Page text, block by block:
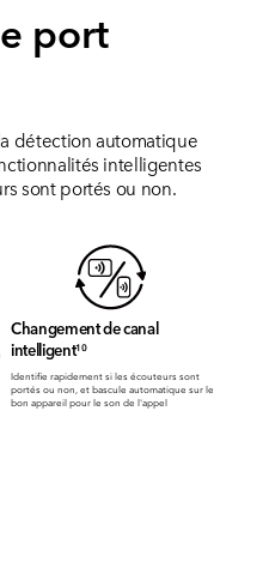
port
détection automatique
intelligentes
sont portés ou non.
Changement de canal
intelligent10
Identifie rapidement si les écouteurs sont
portés ou non, et bascule automatique sur le
bon appareil pour le son de l'appel